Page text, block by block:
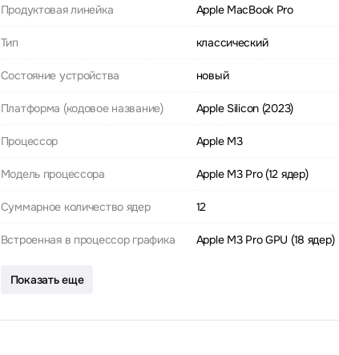
Продуктовая линейка Apple MacBook Pro
Тип классический
Состояние устройства новый
Платформа (кодовое название) Apple Silicon (2023)
Процессор Apple M3
Модель процессора Apple M3 Pro (12 ядер)
Суммарное количество ядер 12
Встроенная в процессор графика Apple M3 Pro GPU (18 ядер)
Показать еще